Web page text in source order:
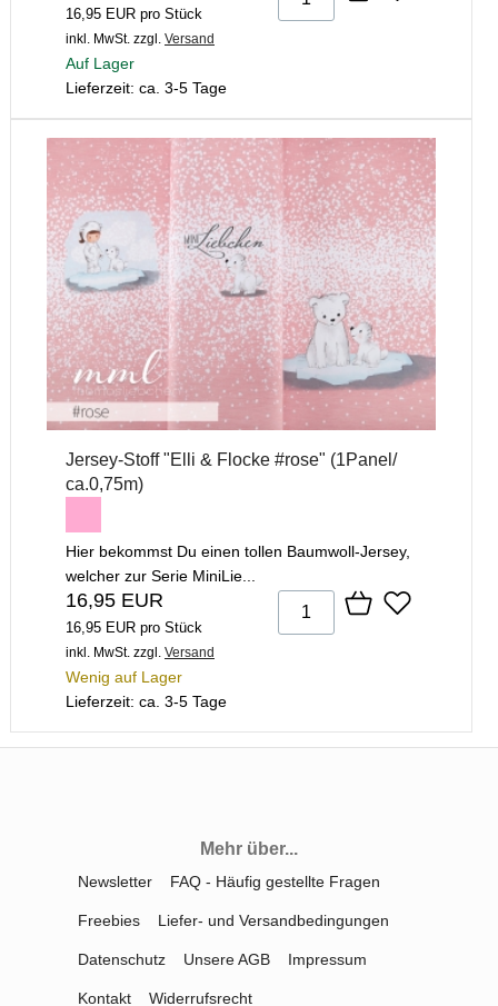
16,95 EUR pro Stück
inkl. MwSt. zzgl. Versand
Auf Lager
Lieferzeit: ca. 3-5 Tage
Jersey-Stoff "Elli & Flocke #rose" (1Panel/
ca.0,75m)
Hier bekommst Du einen tollen Baumwoll-Jersey,
welcher zur Serie MiniLie...
16,95 EUR
16,95 EUR pro Stück
inkl. MwSt. zzgl. Versand
Wenig auf Lager
Lieferzeit: ca. 3-5 Tage
Mehr über...
Newsletter FAQ - Häufig gestellte Fragen
Freebies Liefer- und Versandbedingungen
Datenschutz Unsere AGB Impressum
Kontakt Widerrufsrecht